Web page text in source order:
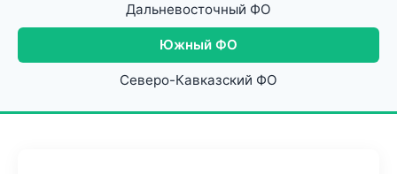
Дальневосточный ФО
Южный ФО
Северо-Кавказский ФО